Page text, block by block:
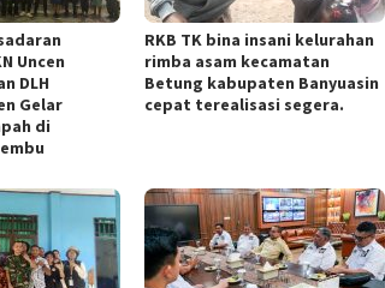
Uncen
DLH
Gelar
di
RKB TK bina insani kelurahan
rimba asam kecamatan
Betung kabupaten Banyuasin
cepat terealisasi segera.